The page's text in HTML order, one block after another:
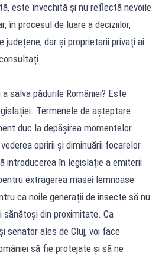
este învechită și nu reflectă nevoile
în procesul de luare a deciziilor,
județene, dar și proprietarii privați ai
salva pădurile României? Este
Termenele de așteptare
duc la depășirea momentelor
opririi și diminuării focarelor
introducerea în legislație a emiterii
extragerea masei lemnoase
ca noile generații de insecte să nu
din proximitate. Ca
senator ales de Cluj, voi face
să fie protejate și să ne